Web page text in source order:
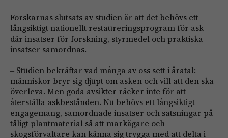
Forskarnas slutsats av studien är att det behövs ett
långsiktigt nationellt restaureringsprogram för ask
där insatser för forskning, styrmedel och praktiska
insatser samordnas.
‒ Studien bekräftar vad många av oss sett i åratal:
människor bryr sig djupt om asken och vill att den ska
överleva. Men goda avsikter räcker inte för att
återställa askbestånden. Nu behövs ett långsiktigt
engagemang, samordnade insatser och satsningar på
tåligt plantmaterial så att markägare och
skogsförvaltare kan känna sig trygga med att delta i